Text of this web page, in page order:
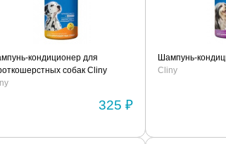
кондиционер для
собак Cliny
325 ₽
Шампунь-
Cliny